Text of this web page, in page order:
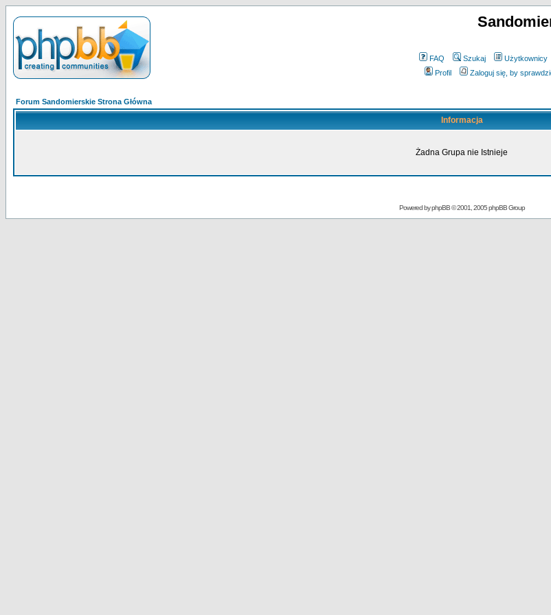
FAQ Szukaj Użytkownicy
Profil
Zaloguj się, by
Forum Sandomierskie Strona Główna
Informacja
Żadna Grupa nie Istnieje
Powered byphpBB© 2001, 2005 phpBB Group